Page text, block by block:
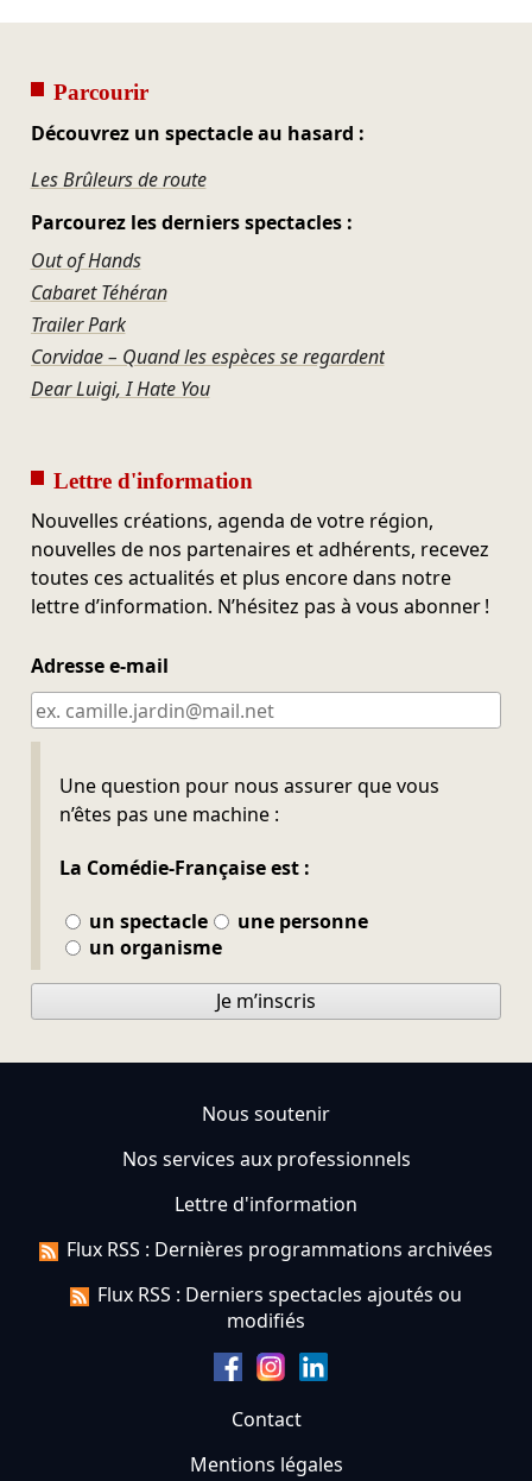
Parcourir
Découvrez un spectacle au hasard :
Les Brûleurs de route
Parcourez les derniers spectacles :
Out of Hands
Cabaret Téhéran
Trailer Park
Corvidae – Quand les espèces se regardent
Dear Luigi, I Hate You
Lettre d'information
Nouvelles créations, agenda de votre région,
nouvelles de nos partenaires et adhérents, recevez
toutes ces actualités et plus encore dans notre
lettre d’information. N’hésitez pas à vous abonner !
Adresse e-mail
Une question pour nous assurer que vous
n’êtes pas une machine :
La Comédie-Française est :
un spectacle
une personne
un organisme
Ne pas remplir
Je m’inscris
Nous soutenir
Nos services aux professionnels
Lettre d'information
Flux RSS : Dernières programmations archivées
Flux RSS : Derniers spectacles ajoutés ou
modifiés
Contact
Mentions légales